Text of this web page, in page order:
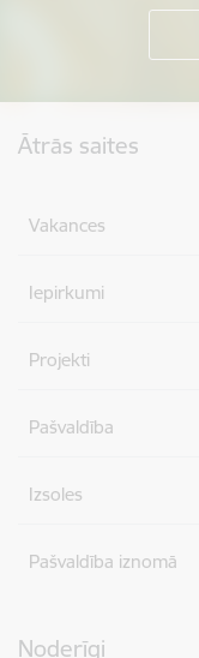
Ātrās saites
Vakances
Iepirkumi
Projekti
Pašvaldība
Izsoles
Pašvaldība iznomā
Noderīgi